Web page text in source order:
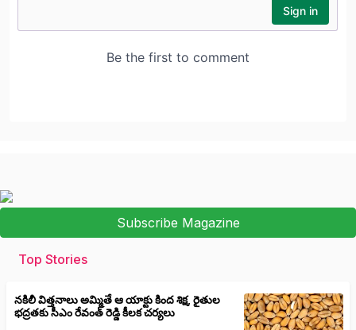
Subscribe Magazine
Top Stories
నకిలీ విత్తనాలు అమ్మితే ఆ యాక్టు కింద శిక్ష, రైతుల
భద్రతకు సీఎం రేవంత్ రెడ్డి కీలక చర్యలు